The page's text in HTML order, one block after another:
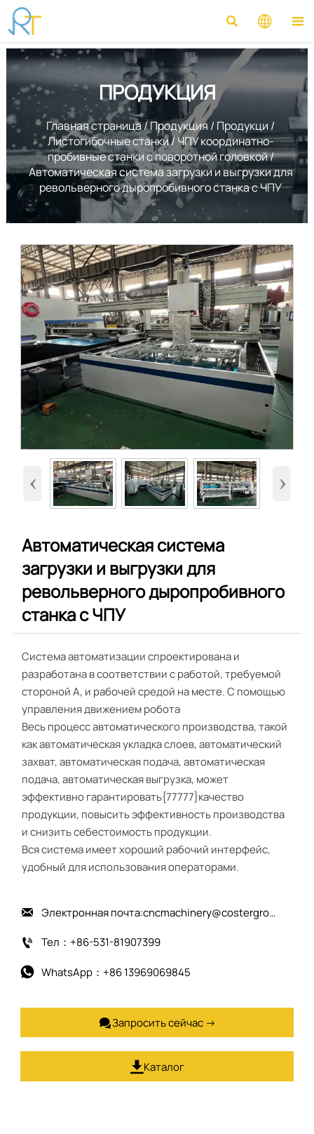
  
ПРОДУКЦИЯ
Главная страница/Продукция / Продукци /
Листогибочные станки/ ЧПУ координатно-
пробивные станки с поворотной головкой/
Автоматическая система загрузки и выгрузки для
револьверного дыропробивного станка с ЧПУ
‹ ›
Автоматическая система
загрузки и выгрузки для
револьверного дыропробивного
станка с ЧПУ
Система автоматизации спроектирована и
разработана в соответствии с работой, требуемой
стороной А, и рабочей средой на месте. С помощью
управления движением робота
Весь процесс автоматического производства, такой
как автоматическая укладка слоев, автоматический
захват, автоматическая подача, автоматическая
подача, автоматическая выгрузка, может
эффективно гарантировать{77777}качество
продукции, повысить эффективность производства
и снизить себестоимость продукции.
Вся система имеет хороший рабочий интерфейс,
удобный для использования операторами.
 Электронная почта:cncmachinery@costergroup.cn
 Тел：+86-531-81907399
 WhatsApp：+86 13969069845
Запросить сейчас →
 Каталог